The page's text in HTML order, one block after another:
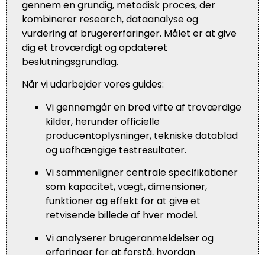
gennem en grundig, metodisk proces, der
kombinerer research, dataanalyse og
vurdering af brugererfaringer. Målet er at give
dig et troværdigt og opdateret
beslutningsgrundlag.
Når vi udarbejder vores guides:
Vi gennemgår en bred vifte af troværdige
kilder, herunder officielle
producentoplysninger, tekniske datablad
og uafhængige testresultater.
Vi sammenligner centrale specifikationer
som kapacitet, vægt, dimensioner,
funktioner og effekt for at give et
retvisende billede af hver model.
Vi analyserer brugeranmeldelser og
erfaringer for at forstå, hvordan